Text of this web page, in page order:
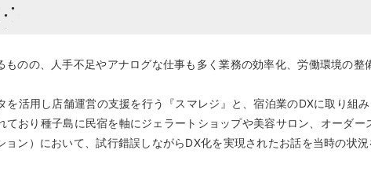
のの、人手不足やアナログな仕事も多く業務の効率化、労働環境の
活用し店舗運営の支援を行う『スマレジ』と、宿泊業のDXに取り組
おり種子島に民宿を軸にジェラートショップや美容サロン、オーダ
ン）において、試行錯誤しながらDX化を実現されたお話を当時の状